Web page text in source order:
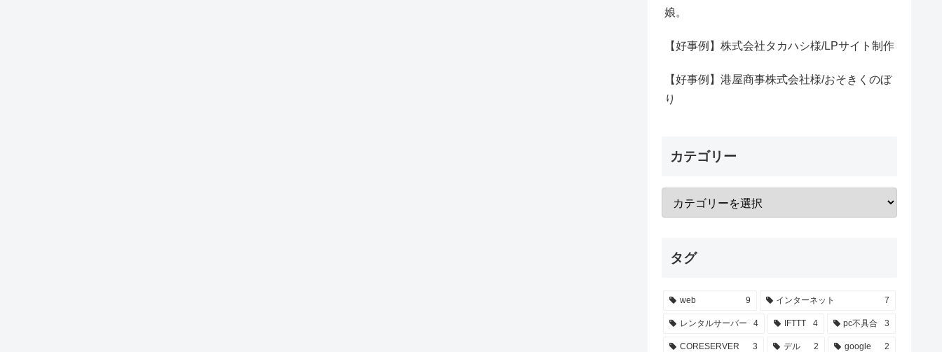
娘。
【好事例】株式会社タカハシ様/LPサイト制作
【好事例】港屋商事株式会社様/おそきくのぼ
り
カテゴリー
タグ
web 9 インターネット 7
レンタルサーバー 4 IFTTT 4 pc不具合 3
CORESERVER 3 デル 2 google 2